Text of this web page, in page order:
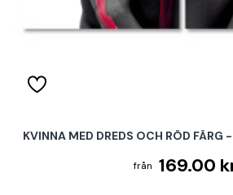
KVINNA MED DREDS OCH RÖD FÄRG
169.00